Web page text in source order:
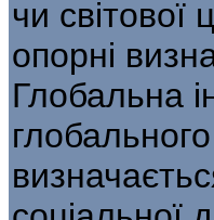
чи світової
опорні
Глобальна